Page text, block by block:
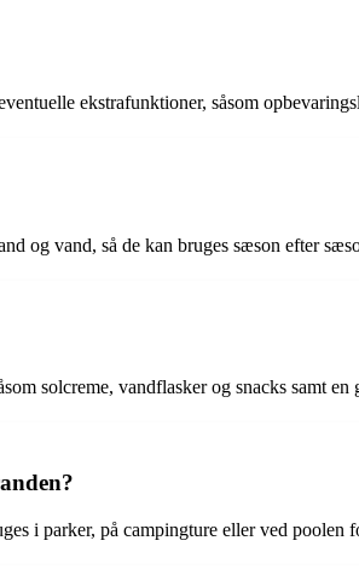
ekstrafunktioner, såsom
og vand, så de kan bruges sæson efter
solcreme, vandflasker og snacks samt en
i parker, på campingture eller ved